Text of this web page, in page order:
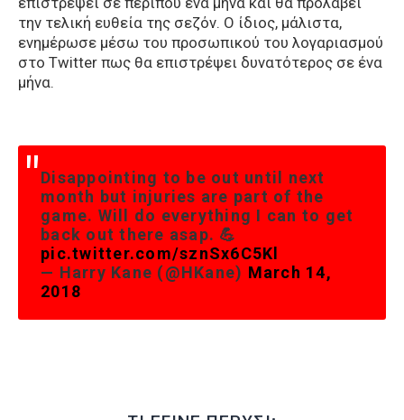
την τελική ευθεία της σεζόν. Ο ίδιος, μάλιστα,
ενημέρωσε μέσω του προσωπικού του λογαριασμού
στο Twitter πως θα επιστρέψει δυνατότερος σε ένα
μήνα.
Disappointing to be out until next
month but injuries are part of the
game. Will do everything I can to get
back out there asap. 💪
pic.twitter.com/sznSx6C5Kl
— Harry Kane (@HKane) March 14,
2018